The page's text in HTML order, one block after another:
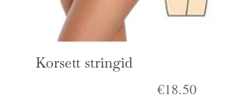
Korsett stringid
€18.50